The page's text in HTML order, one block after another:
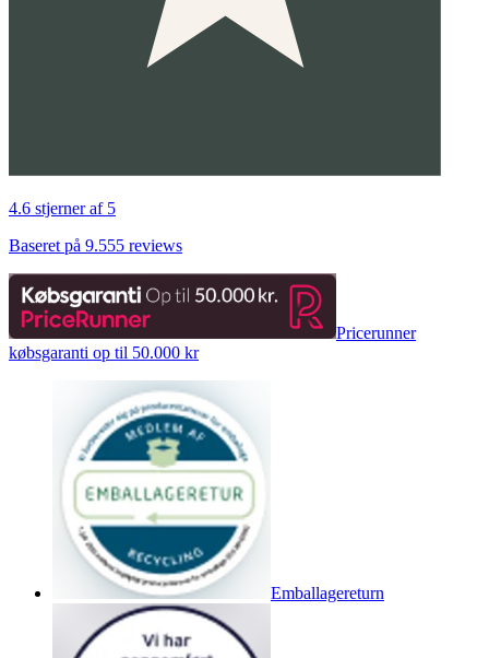
4.6 stjerner af 5
Baseret på 9.555 reviews
Pricerunner
købsgaranti op til 50.000 kr
Emballagereturn